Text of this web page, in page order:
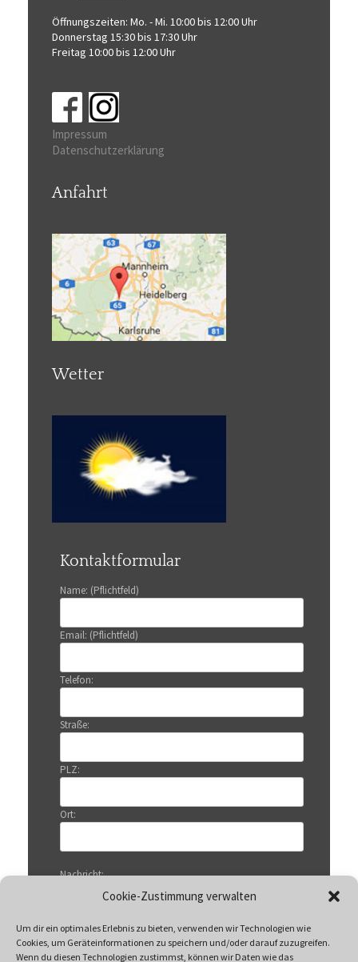
Cookie-Zustimmung verwalten
Um dir ein optimales Erlebnis zu bieten, verwenden wir Technologien wie
Cookies, um Geräteinformationen zu speichern und/oder darauf zuzugreifen.
Wenn du diesen Technologien zustimmst, können wir Daten wie das
Öffnungszeiten: Mo. - Mi. 10:00 bis 12:00 Uhr
Donnerstag 15:30 bis 17:30 Uhr
Freitag 10:00 bis 12:00 Uhr
Impressum
Datenschutzerklärung
Anfahrt
Wetter
Kontaktformular
Name: (Pflichtfeld)
Email: (Pflichtfeld)
Telefon:
Straße:
PLZ:
Ort:
Nachricht: